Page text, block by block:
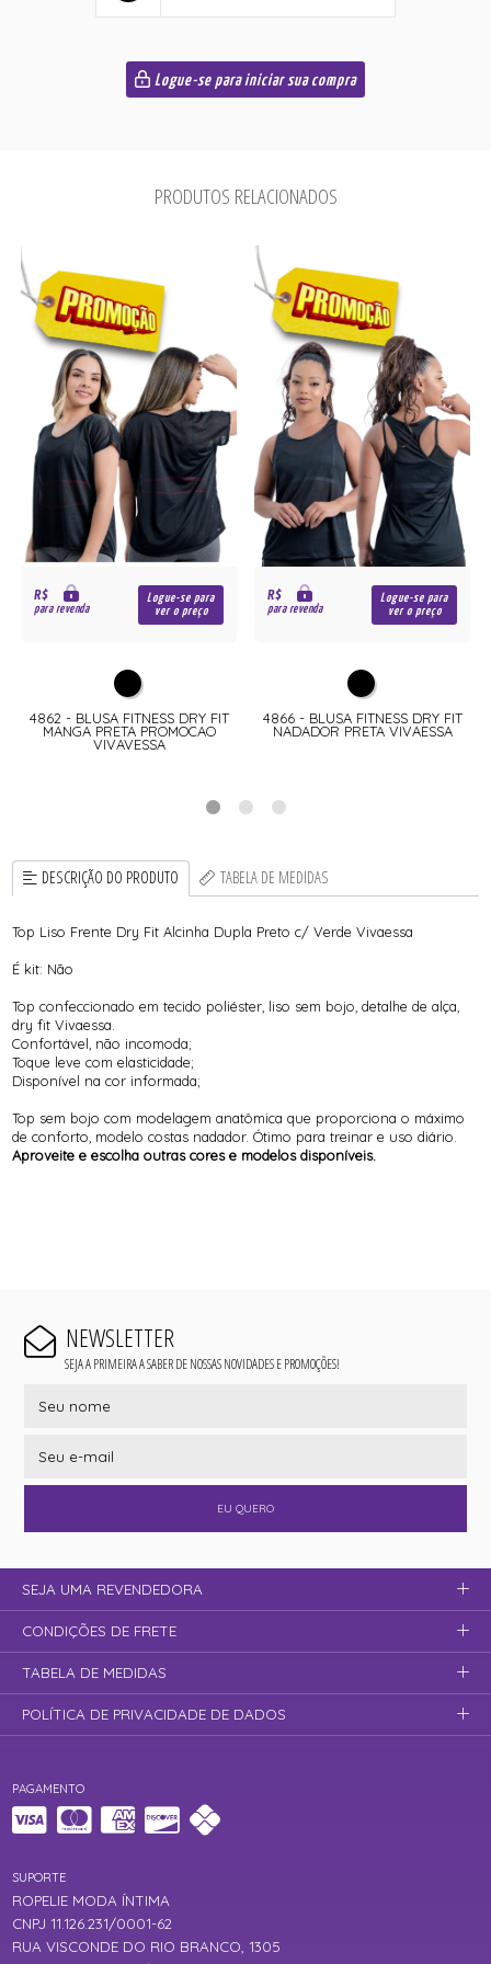
Logue-se para iniciar sua compra
PRODUTOS RELACIONADOS
R$
para revenda
Logue-se para
ver o preço
4862 - BLUSA FITNESS DRY FIT
MANGA PRETA PROMOCAO
VIVAVESSA
R$
para revenda
Logue-se para
ver o preço
4866 - BLUSA FITNESS DRY FIT
NADADOR PRETA VIVAESSA
DESCRIÇÃO DO PRODUTO TABELA DE MEDIDAS
Top Liso Frente Dry Fit Alcinha Dupla Preto c/ Verde Vivaessa
É kit: Não
Top confeccionado em tecido poliéster, liso sem bojo, detalhe de alça,
dry fit Vivaessa.
Confortável, não incomoda;
Toque leve com elasticidade;
Disponível na cor informada;
Top sem bojo com modelagem anatômica que proporciona o máximo
de conforto, modelo costas nadador. Ótimo para treinar e uso diário.
Aproveite e escolha outras cores e modelos disponíveis.
NEWSLETTER
SEJA A PRIMEIRA A SABER DE NOSSAS NOVIDADES E PROMOÇÕES!
EU QUERO
PAGAMENTO
SUPORTE
ROPELIE MODA ÍNTIMA
CNPJ 11.126.231/0001-62
RUA VISCONDE DO RIO BRANCO, 1305
SEJA UMA REVENDEDORA
CONDIÇÕES DE FRETE
TABELA DE MEDIDAS
POLÍTICA DE PRIVACIDADE DE DADOS